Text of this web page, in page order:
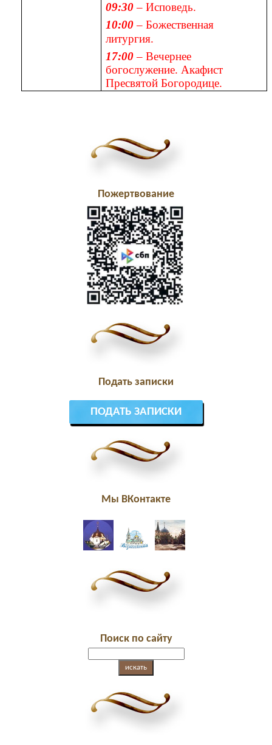
09:30– Исповедь.
10:00– Божественная
литургия.
17:00– Вечернее
богослужение. Акафист
Пресвятой Богородице.
Пожертвование
Подать записки
ПОДАТЬ ЗАПИСКИ
Мы ВКонтакте
Поиск по сайту